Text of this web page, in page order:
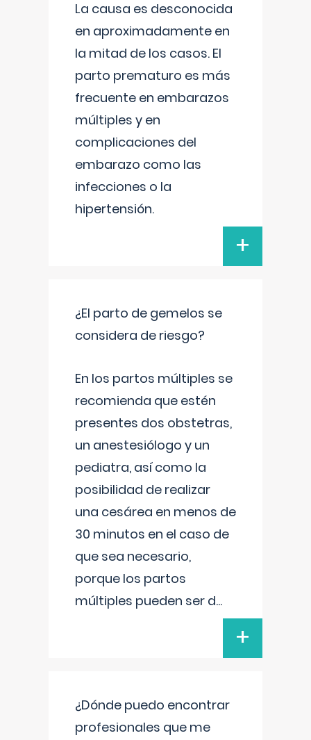
La causa es desconocida
en aproximadamente en
la mitad de los casos. El
parto prematuro es más
frecuente en embarazos
múltiples y en
complicaciones del
embarazo como las
infecciones o la
hipertensión.
+
¿El parto de gemelos se
considera de riesgo?
En los partos múltiples se
recomienda que estén
presentes dos obstetras,
un anestesiólogo y un
pediatra, así como la
posibilidad de realizar
una cesárea en menos de
30 minutos en el caso de
que sea necesario,
porque los partos
múltiples pueden ser d...
+
¿Dónde puedo encontrar
profesionales que me